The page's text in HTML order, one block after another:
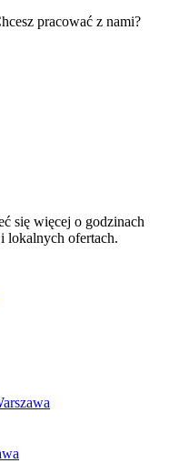
pracować z nami?
się więcej o godzinach
lokalnych ofertach.